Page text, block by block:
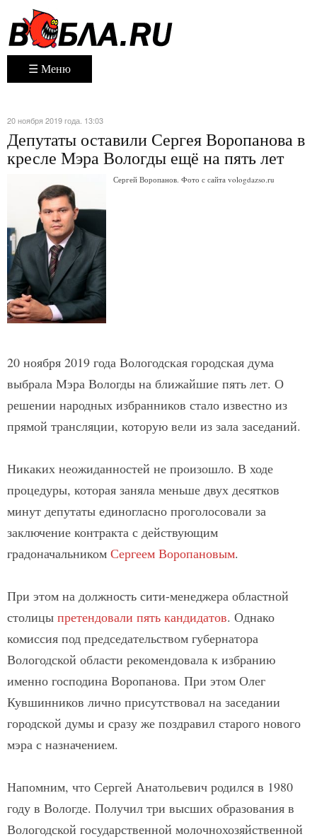
☰ Меню
20 ноября 2019 года. 13:03
Депутаты оставили Сергея Воропанова в
кресле Мэра Вологды ещё на пять лет
Сергей Воропанов. Фото с сайта vologdazso.ru
20 ноября 2019 года Вологодская городская дума
выбрала Мэра Вологды на ближайшие пять лет. О
решении народных избранников стало известно из
прямой трансляции, которую вели из зала заседаний.
Никаких неожиданностей не произошло. В ходе
процедуры, которая заняла меньше двух десятков
минут депутаты единогласно проголосовали за
заключение контракта с действующим
градоначальником Сергеем Воропановым.
При этом на должность сити-менеджера областной
столицы претендовали пять кандидатов. Однако
комиссия под председательством губернатора
Вологодской области рекомендовала к избранию
именно господина Воропанова. При этом Олег
Кувшинников лично присутствовал на заседании
городской думы и сразу же поздравил старого нового
мэра с назначением.
Напомним, что Сергей Анатольевич родился в 1980
году в Вологде. Получил три высших образования в
Вологодской государственной молочнохозяйственной